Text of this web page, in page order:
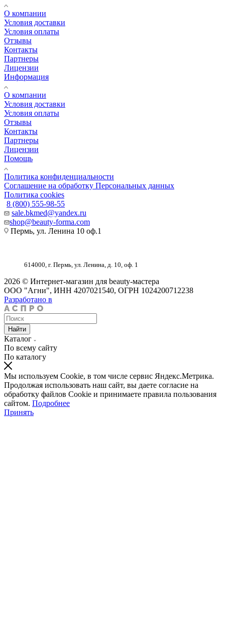
О компании
Условия доставки
Условия оплаты
Отзывы
Контакты
Партнеры
Лицензии
Информация
О компании
Условия доставки
Условия оплаты
Отзывы
Контакты
Партнеры
Лицензии
Помощь
Политика конфиденциальности
Соглашение на обработку Персональных данных
Политика cookies
8 (800) 555-98-55
sale.bkmed@yandex.ru
shop@beauty-forma.com
Пермь, ул. Ленина 10 оф.1
614000, г. Пермь, ул. Ленина, д. 10, оф. 1
2026 © Интернет-магазин для beauty-мастера
ООО "Агни", ИНН 4207021540, ОГРН 1024200712238
Разработано в
Найти
Каталог
По всему сайту
По каталогу
Мы используем Cookie, в том числе сервис Яндекс.Метрика.
Продолжая использовать наш сайт, вы даете согласие на
обработку файлов Cookie и принимаете правила пользования
сайтом. Подробнее
Принять